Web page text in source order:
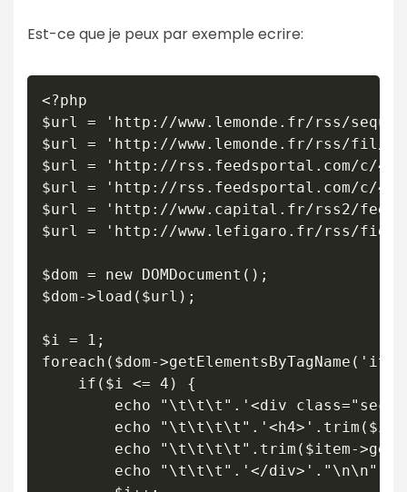
Est-ce que je peux par exemple ecrire:
<?php
$url = 'http://www.lemonde.fr/rss/
$url = 'http://www.lemonde.fr/rss/fil/
$url = 'http://rss.feedsportal.com/c/
$url = 'http://rss.feedsportal.com/c/
$url = 'http://www.capital.fr/rss2/
$url = 'http://www.lefigaro.fr/rss/
$dom = new DOMDocument();
$dom->load($url);
$i = 1;
foreach($dom-